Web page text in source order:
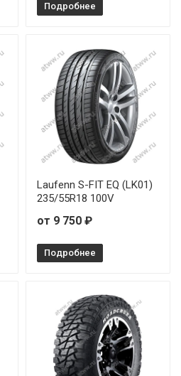
Подробнее
Laufenn S-FIT EQ (LK01)
235/55R18 100V
от 9 750 ₽
Подробнее